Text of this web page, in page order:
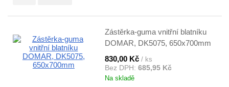
Zástěrka-guma vnitřní blatníku
DOMAR, DK5075, 650x700mm
830,00 Kč / ks
Bez DPH: 685,95 Kč
Na skladě